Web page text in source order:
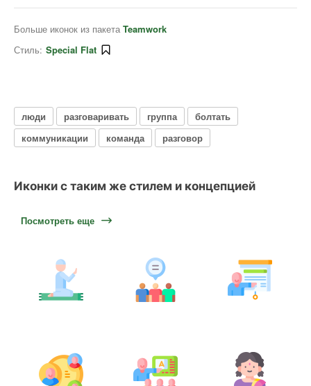
Больше иконок из пакета Teamwork
Стиль: Special Flat
люди разговаривать группа
болтать
коммуникации
команда разговор
Иконки с таким же стилем и концепцией
Посмотреть еще